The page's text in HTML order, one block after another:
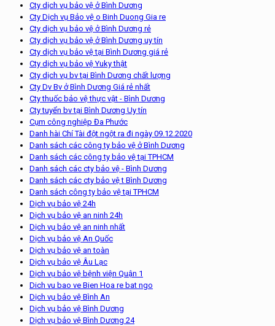
Cty dịch vụ bảo vệ ở Bình Dương
Cty Dịch vụ Bảo vệ o Binh Duong Gia re
Cty dịch vụ bảo vệ ở Bình Dương rẻ
Cty dịch vụ bảo vệ ở Bình Dương uy tín
Cty dịch vụ bảo vệ tại Bình Dương giá rẻ
Cty dịch vụ bảo vệ Yuky thật
Cty dịch vụ bv tại Bình Dương chất lượng
Cty Dv Bv ở Bình Dương Giá rẻ nhất
Cty thuốc bảo vệ thực vật - Bình Dương
Cty tuyển bv tại Bình Dương Uy tín
Cụm công nghiệp Đa Phước
Danh hài Chí Tài đột ngột ra đi ngày 09.12.2020
Danh sách các công ty bảo vệ ở Bình Dương
Danh sách các công ty bảo vệ tại TPHCM
Danh sách các cty bảo vệ - Bình Dương
Danh sách các cty bảo vệ t Bình Dương
Danh sách công ty bảo vệ tại TPHCM
Dịch vụ bảo vệ 24h
Dịch vụ bảo vệ an ninh 24h
Dịch vụ bảo vệ an ninh nhất
Dịch vụ bảo vệ An Quốc
Dịch vụ bảo vệ an toàn
Dịch vụ bảo vệ Âu Lạc
Dịch vụ bảo vệ bệnh viện Quận 1
Dich vu bao ve Bien Hoa re bat ngo
Dịch vụ bảo vệ Bình An
Dịch vụ bảo vệ Bình Dương
Dịch vụ bảo vệ Bình Dương 24